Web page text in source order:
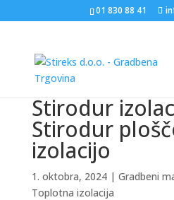
01 830 88 41
Stirodur
Stirodur
izolacijo
1. oktobra, 2024| Gradbeni
Toplotna izolacija